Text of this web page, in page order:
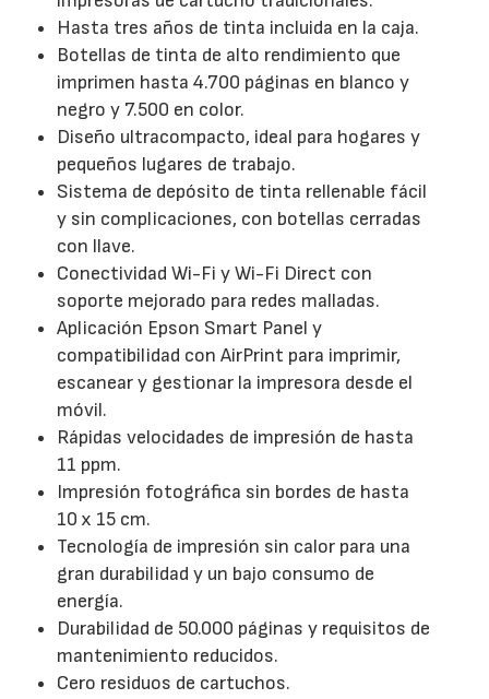
Hasta tres años de tinta incluida en la caja.
Botellas de tinta de alto rendimiento que
imprimen hasta 4.700 páginas en blanco y
negro y 7.500 en color.
Diseño ultracompacto, ideal para hogares y
pequeños lugares de trabajo.
Sistema de depósito de tinta rellenable fácil
y sin complicaciones, con botellas cerradas
con llave.
Conectividad Wi-Fi y Wi-Fi Direct con
soporte mejorado para redes malladas.
Aplicación Epson Smart Panel y
compatibilidad con AirPrint para imprimir,
escanear y gestionar la impresora desde el
móvil.
Rápidas velocidades de impresión de hasta
11 ppm.
Impresión fotográfica sin bordes de hasta
10 x 15 cm.
Tecnología de impresión sin calor para una
gran durabilidad y un bajo consumo de
energía.
Durabilidad de 50.000 páginas y requisitos de
mantenimiento reducidos.
Cero residuos de cartuchos.